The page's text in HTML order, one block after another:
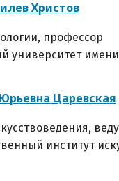
Христов
профессор
университет
Царевская
институт